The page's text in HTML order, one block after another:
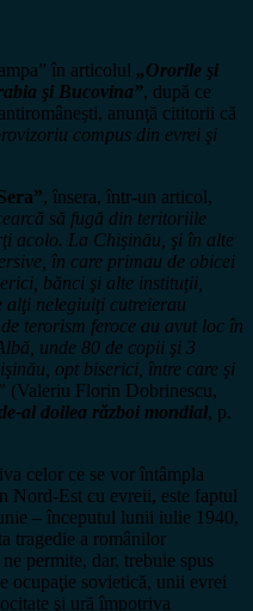
în articolul „Ororile şi
şi Bucovina”, după ce
anunţă cititorii că
compus din evrei şi
, însera, într-un articol,
să fugă din teritoriile
acolo. La Chişinău, şi în alte
în care primau de obicei
bănci şi alte instituţii,
alţi nelegiuiţi cutreierau
terorism feroce au avut loc în
unde 80 de copii şi 3
opt biserici, între care şi
(Valeriu Florin Dobrinescu,
al doilea război mondial, p.
celor ce se vor întâmpla
Nord-Est cu evreii, este faptul
– începutul lunii iulie 1940,
tragedie a românilor
permite, dar, trebuie spus
ocupaţie sovietică, unii evrei
şi ură împotriva